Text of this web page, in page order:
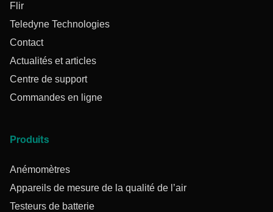
Flir
Teledyne Technologies
Contact
Actualités et articles
Centre de support
Commandes en ligne
Produits
Anémomètres
Appareils de mesure de la qualité de l’air
Testeurs de batterie